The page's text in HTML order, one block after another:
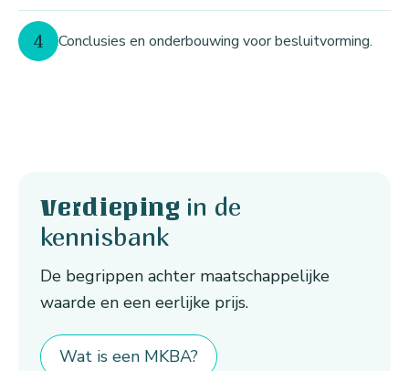
4 Conclusies en onderbouwing voor besluitvorming.
Verdieping in de
kennisbank
De begrippen achter maatschappelijke
waarde en een eerlijke prijs.
Wat is een MKBA?